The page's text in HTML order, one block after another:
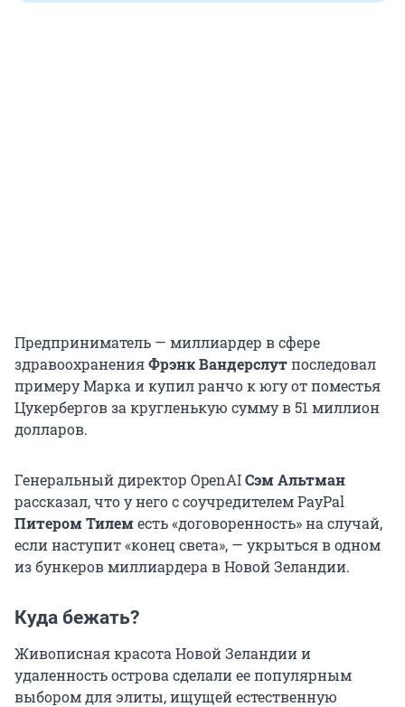
Предприниматель — миллиардер в сфере
здравоохраненияФрэнк Вандерслутпоследовал
примеру Марка и купил ранчо к югу от поместья
Цукербергов за кругленькую сумму в 51 миллион
долларов.
Генеральный директор OpenAIСэм Альтман
рассказал, что у него с соучредителем PayPal
Питером Тилеместь «договоренность» на случай,
если наступит «конец света», — укрыться в одном
из бункеров миллиардера в Новой Зеландии.
Куда бежать?
Живописная красота Новой Зеландии и
удаленность острова сделали ее популярным
выбором для элиты, ищущей естественную